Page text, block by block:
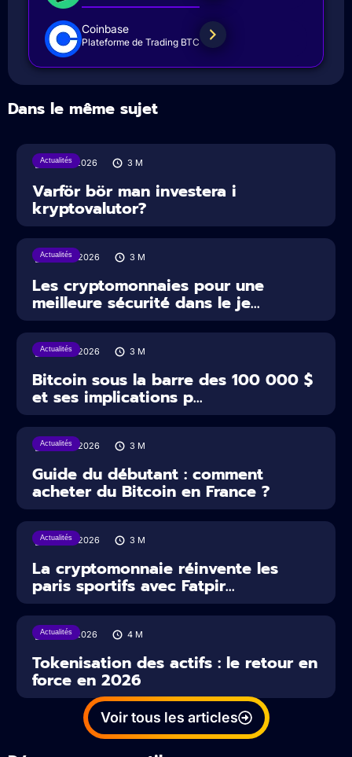
Coinbase
Plateforme de Trading BTC
Dans le même sujet
Actualités
31/07/2026 3 M
Varför bör man investera i
kryptovalutor?
Actualités
30/07/2026 3 M
Les cryptomonnaies pour une
meilleure sécurité dans le je...
Actualités
29/07/2026 3 M
Bitcoin sous la barre des 100 000 $
et ses implications p...
Actualités
29/07/2026 3 M
Guide du débutant : comment
acheter du Bitcoin en France ?
Actualités
22/07/2026 3 M
La cryptomonnaie réinvente les
paris sportifs avec Fatpir...
Actualités
16/07/2026 4 M
Tokenisation des actifs : le retour en
force en 2026
Voir tous les articles